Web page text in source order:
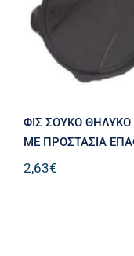
ΦΙΣ ΣΟΥΚΟ
ΜΕ ΠΡΟΣΤΑΣΙΑ
2,63€